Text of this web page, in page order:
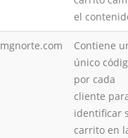
el
mgnorte.com
Contiene
único
por cada
cliente
identificar
carrito en